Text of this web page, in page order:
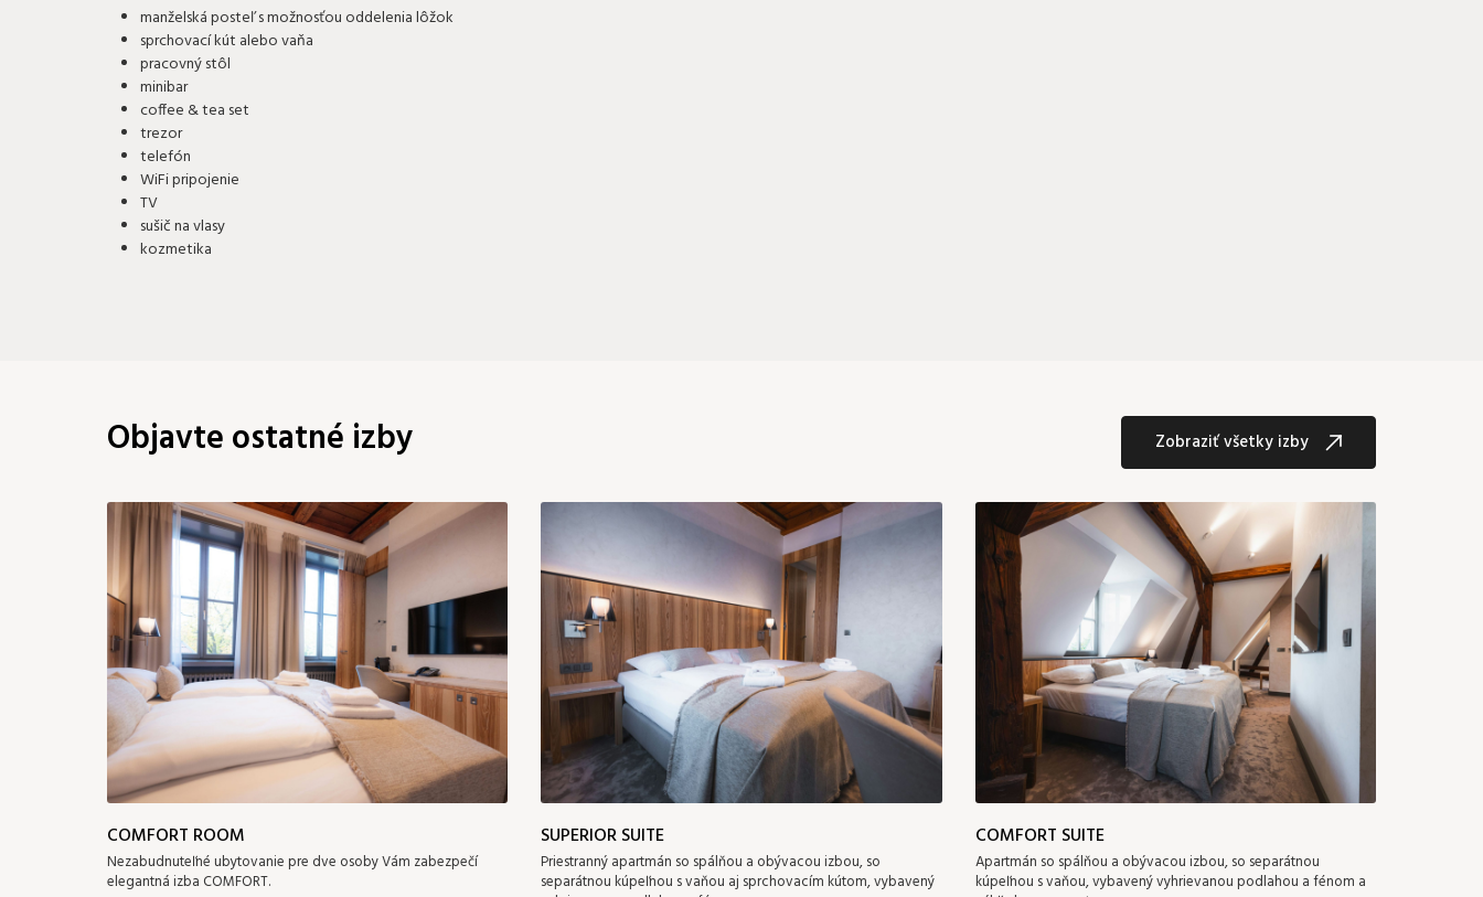
manželská posteľ s možnosťou oddelenia lôžok
sprchovací kút alebo vaňa
pracovný stôl
minibar
coffee & tea set
trezor
telefón
WiFi pripojenie
TV
sušič na vlasy
kozmetika
Objavte ostatné izby Zobraziť všetky izby
COMFORT ROOM
Nezabudnuteľné ubytovanie pre dve osoby Vám zabezpečí
elegantná izba COMFORT.
SUPERIOR SUITE
Priestranný apartmán so spálňou a obývacou izbou, so
separátnou kúpeľnou s vaňou aj sprchovacím kútom, vybavený
COMFORT SUITE
Apartmán so spálňou a obývacou izbou, so separátnou
kúpeľnou s vaňou, vybavený vyhrievanou podlahou a fénom a